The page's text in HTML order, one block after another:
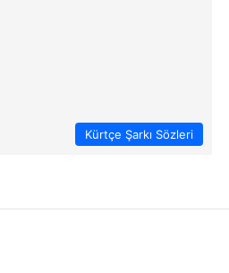
Kürtçe Şarkı Sözleri